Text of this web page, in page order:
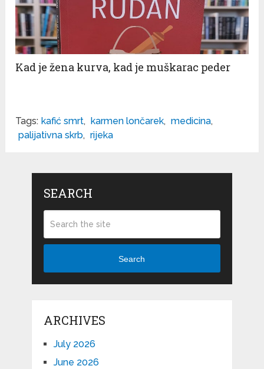
Kad je žena kurva, kad je muškarac peder
Tags: kafić smrt, karmen lončarek, medicina,
palijativna skrb, rijeka
SEARCH
Search
ARCHIVES
July 2026
June 2026